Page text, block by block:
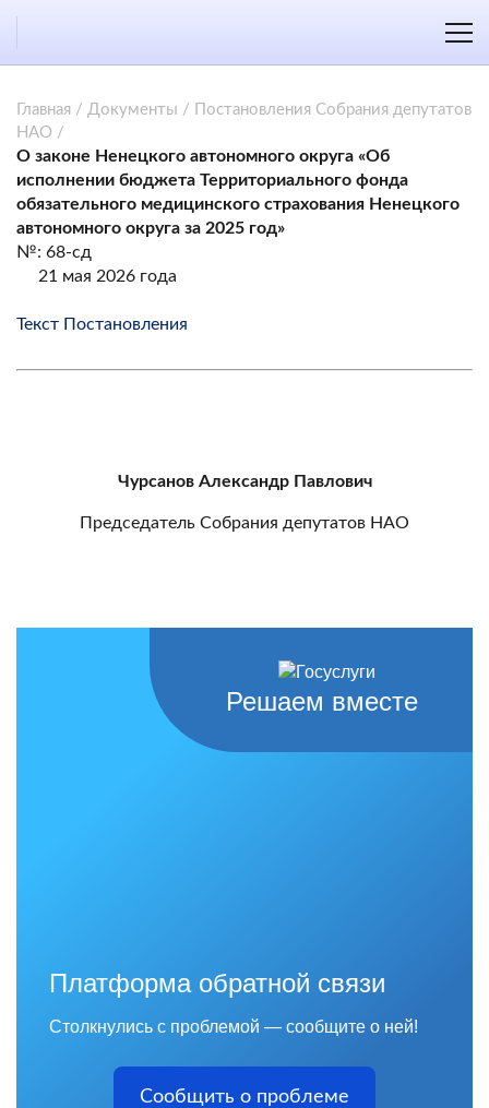
Главная / Документы /
Постановления Собрания депутатов
НАО /
О законе Ненецкого автономного округа «Об
исполнении бюджета Территориального фонда
обязательного медицинского страхования Ненецкого
автономного округа за 2025 год»
№: 68-сд
21 мая 2026 года
Текст Постановления
Чурсанов Александр Павлович
Председатель Собрания депутатов НАО
Решаем вместе
Платформа обратной связи
Столкнулись с проблемой — сообщите о ней!
Сообщить о проблеме